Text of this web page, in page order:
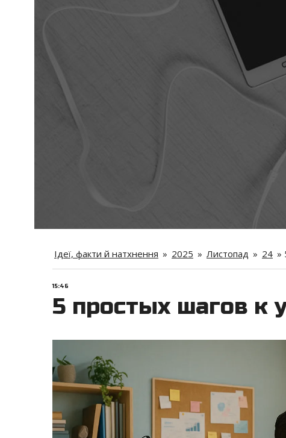
Ідеї, факти й натхнення » 2025 » Листопад » 24 »
15:46
5 простых шагов к